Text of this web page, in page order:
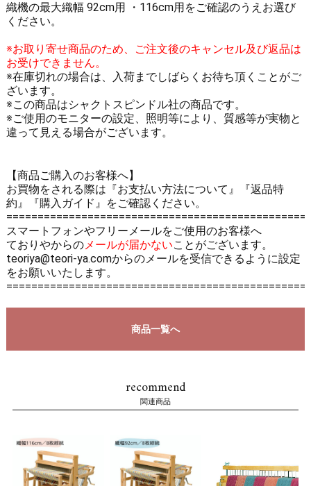
織機の最大織幅 92cm用 ・116cm用をご確認のうえお選び
ください。
※お取り寄せ商品のため、ご注文後のキャンセル及び返品は
お受けできません。
※在庫切れの場合は、入荷までしばらくお待ち頂くことがご
ざいます。
※この商品はシャクトスピンドル社の商品です。
※ご使用のモニターの設定、照明等により、質感等が実物と
違って見える場合がございます。
【商品ご購入のお客様へ】
お買物をされる際は 『お支払い方法について』
『返品特
約』
『購入ガイド』 をご確認ください。
スマートフォンやフリーメールをご使用のお客様へ
ておりやからのメールが届かないことがございます。
teoriya@teori-ya.comからのメールを受信できるように設定
をお願いいたします。
商品一覧へ
recommend
関連商品